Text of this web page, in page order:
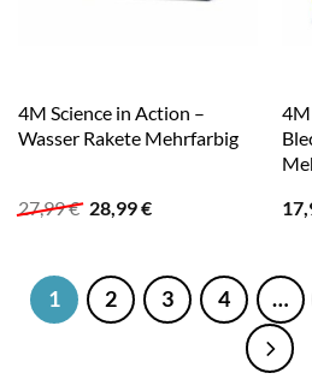
4M Science in Action –
Wasser Rakete Mehrfarbig
27,99€ Ursprünglicher
28,99€Aktueller
4M
1 2 3 4 …